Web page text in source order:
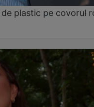
plastic pe covorul